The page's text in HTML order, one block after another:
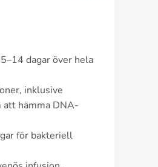
dagar över hela
inklusive
att hämma DNA-
för bakteriell